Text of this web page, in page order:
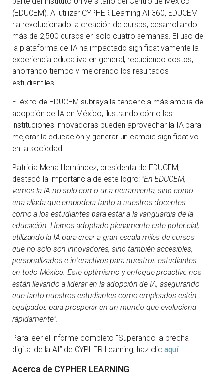
(EDUCEM). Al utilizar CYPHER Learning AI 360, EDUCEM
ha revolucionado la creación de cursos, desarrollando
más de 2,500 cursos en solo cuatro semanas. El uso de
la plataforma de IA ha impactado significativamente la
experiencia educativa en general, reduciendo costos,
ahorrando tiempo y mejorando los resultados
estudiantiles.
El éxito de EDUCEM subraya la tendencia más amplia de
adopción de IA en México, ilustrando cómo las
instituciones innovadoras pueden aprovechar la IA para
mejorar la educación y generar un cambio significativo
en la sociedad.
Patricia Mena Hernández, presidenta de EDUCEM,
destacó la importancia de este logro: "En EDUCEM,
vemos la IA no solo como una herramienta, sino como
una aliada que empodera tanto a nuestros docentes
como a los estudiantes para estar a la vanguardia de la
educación. Hemos adoptado plenamente este potencial,
utilizando la IA para crear a gran escala miles de cursos
que no solo son innovadores, sino también accesibles,
personalizados e interactivos para nuestros estudiantes
en todo México. Este optimismo y enfoque proactivo nos
están llevando a liderar en la adopción de IA, asegurando
que tanto nuestros estudiantes como empleados estén
equipados para prosperar en un mundo que evoluciona
rápidamente".
Para leer el informe completo "Superando la brecha
digital de la AI” de CYPHER Learning, haz clic aquí.
Acerca de CYPHER LEARNING